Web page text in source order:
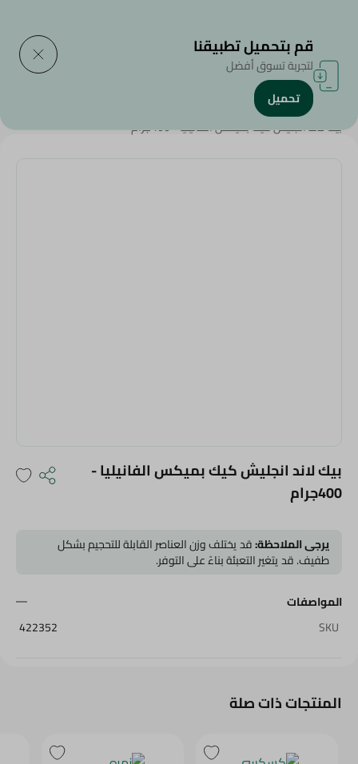
الرئيسية/سكر ومستلزمات الخبيز
بيك لاند انجليش كيك بميكس الفانيليا - 400جرام
بيك لاند انجليش كيك بميكس الفانيليا -
400جرام
يرجى الملاحظة:قد يختلف وزن العناصر القابلة للتحجيم بشكل
طفيف. قد يتغير التعبئة بناءً على التوفر.
المواصفات
SKU
422352
المنتجات ذات صلة
قم بتحميل تطبيقنا
لتجربة تسوق أفضل
تحميل